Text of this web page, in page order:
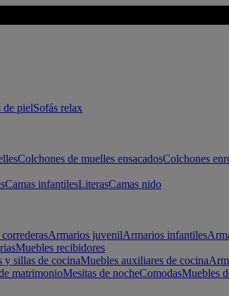
de pielSofás relax
Colchones de muelles ensacadosColchones
Camas infantilesLiterasCamas nido
Armarios juvenilArmarios infantiles
Muebles recibidores
y sillas de cocinaMuebles auxiliares de cocina
matrimonioMesitas de nocheComodasMuebles